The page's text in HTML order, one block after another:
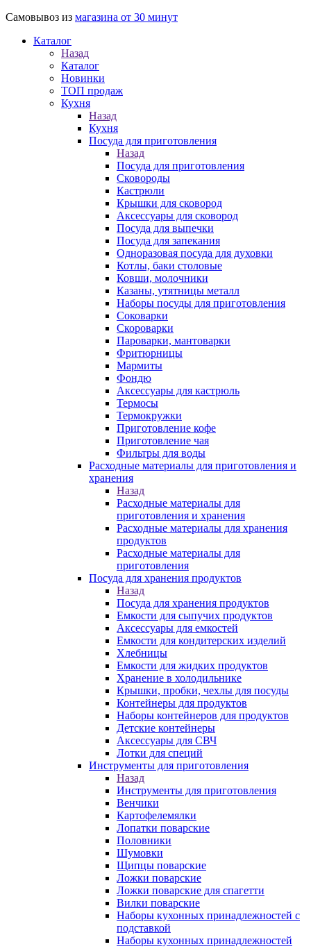
Самовывоз из магазина от 30 минут
Каталог
Назад
Каталог
Новинки
ТОП продаж
Кухня
Назад
Кухня
Посуда для приготовления
Назад
Посуда для приготовления
Сковороды
Кастрюли
Крышки для сковород
Аксессуары для сковород
Посуда для выпечки
Посуда для запекания
Одноразовая посуда для духовки
Котлы, баки столовые
Ковши, молочники
Казаны, утятницы металл
Наборы посуды для приготовления
Соковарки
Скороварки
Пароварки, мантоварки
Фритюрницы
Мармиты
Фондю
Аксессуары для кастрюль
Термосы
Термокружки
Приготовление кофе
Приготовление чая
Фильтры для воды
Расходные материалы для приготовления и
хранения
Назад
Расходные материалы для
приготовления и хранения
Расходные материалы для хранения
продуктов
Расходные материалы для
приготовления
Посуда для хранения продуктов
Назад
Посуда для хранения продуктов
Емкости для сыпучих продуктов
Аксессуары для емкостей
Емкости для кондитерских изделий
Хлебницы
Емкости для жидких продуктов
Хранение в холодильнике
Крышки, пробки, чехлы для посуды
Контейнеры для продуктов
Наборы контейнеров для продуктов
Детские контейнеры
Аксессуары для СВЧ
Лотки для специй
Инструменты для приготовления
Назад
Инструменты для приготовления
Венчики
Картофелемялки
Лопатки поварские
Половники
Шумовки
Щипцы поварские
Ложки поварские
Ложки поварские для спагетти
Вилки поварские
Наборы кухонных принадлежностей с
подставкой
Наборы кухонных принадлежностей